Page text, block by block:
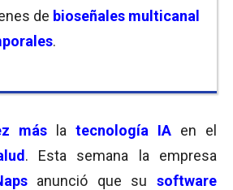
de bioseñales multicanal
.
más la tecnología IA en el
. Esta semana la empresa
anunció que susoftware